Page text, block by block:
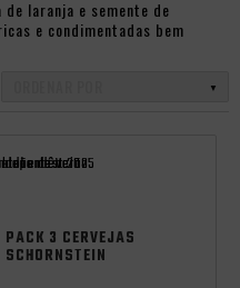
laranja e semente de
e condimentadas bem
de Verão
2025
PACK 3 CERVEJAS
SCHORNSTEIN